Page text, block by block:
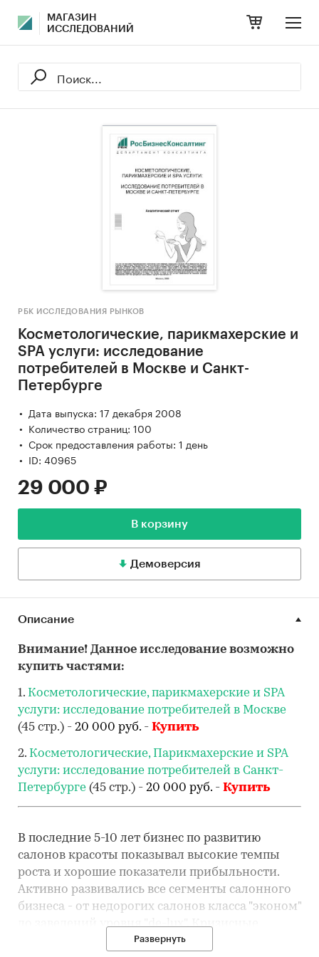
МАГАЗИН
ИССЛЕДОВАНИЙ
РБК ИССЛЕДОВАНИЯ РЫНКОВ
Косметологические, парикмахерские и
SPA услуги: исследование
потребителей в Москве и Санкт-
Петербурге
Дата выпуска: 17 декабря 2008
Количество страниц: 100
Срок предоставления работы: 1 день
ID: 40965
29 000 ₽
В корзину
Демоверсия
Описание
Внимание! Данное исследование возможно
купить частями:
1. Косметологические, парикмахерские и SPA
услуги: исследование потребителей в Москве
(45 стр.) - 20 000 руб. - Купить
2. Косметологические, Парикмахерские и SPA
услуги: исследование потребителей в Санкт-
Петербурге (45 стр.) - 20 000 руб. - Купить
В последние 5-10 лет бизнес по развитию
салонов красоты показывал высокие темпы
роста и хорошие показатели прибыльности.
Активно развивались все сегменты салонного
бизнеса - от недорогих салонов класса "эконом"
до заведений уровня "de-lux". Кризисные
процессы, набирающие обороты с осени 2008
Развернуть